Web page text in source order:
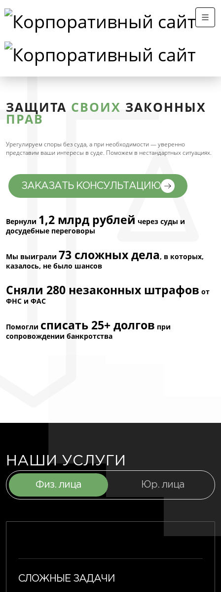
ЗАЩИТА СВОИХ ЗАКОННЫХ
ПРАВ
Урегулируем споры без суда, а при необходимости — уверенно
представим ваши интересы в суде. Поможем в нестандартных ситуациях.
ЗАКАЗАТЬ КОНСУЛЬТАЦИЮ
Вернули 1,2 млрд рублей через суды и
досудебные переговоры
Мы выиграли 73 сложных дела, в которых,
казалось, не было шансов
Сняли 280 незаконных штрафов от
ФНС и ФАС
Помогли списать 25+ долгов при
сопровождении банкротства
НАШИ УСЛУГИ
Физ. лица Юр. лица
СЛОЖНЫЕ ЗАДАЧИ